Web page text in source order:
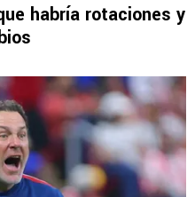
habría rotaciones y